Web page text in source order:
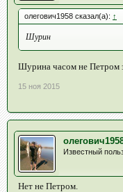
олегович1958 сказал(а): ↑
Шурин
Шурина часом не Петром
15 ноя 2015
Известный
Нет не Петром.